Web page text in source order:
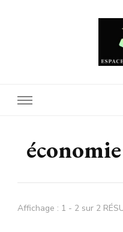
Affichage : 1 - 2 sur 2